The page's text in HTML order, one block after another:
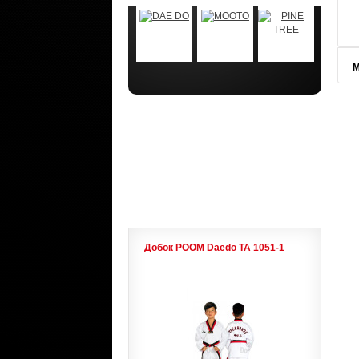
Добок POOM Daedo ТА 1051-1